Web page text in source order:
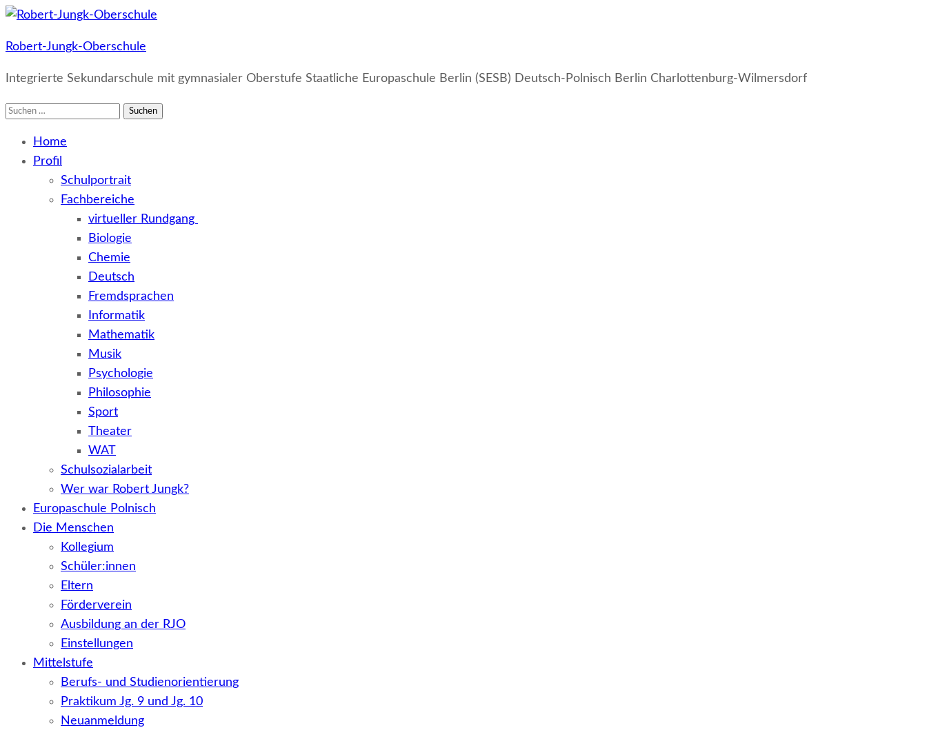
Robert-Jungk-Oberschule
Integrierte Sekundarschule mit gymnasialer Oberstufe Staatliche Europaschule Berlin (SESB) Deutsch-Polnisch Berlin Charlottenburg-Wilmersdorf
Suchen
Home
Profil
Schulportrait
Fachbereiche
virtueller Rundgang
Biologie
Chemie
Deutsch
Fremdsprachen
Informatik
Mathematik
Musik
Psychologie
Philosophie
Sport
Theater
WAT
Schulsozialarbeit
Wer war Robert Jungk?
Europaschule Polnisch
Die Menschen
Kollegium
Schüler:innen
Eltern
Förderverein
Ausbildung an der RJO
Einstellungen
Mittelstufe
Berufs- und Studienorientierung
Praktikum Jg. 9 und Jg. 10
Neuanmeldung